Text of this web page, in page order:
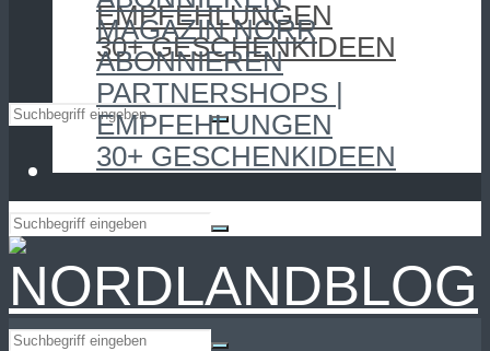
EMPFEHLUNGEN
30+ GESCHENKIDEEN
MAGAZIN NORR
ABONNIEREN
PARTNERSHOPS |
EMPFEHLUNGEN
30+ GESCHENKIDEEN